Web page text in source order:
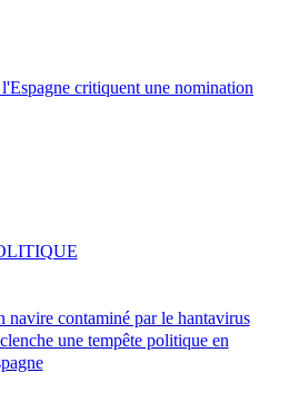
critiquent une nomination
navire contaminé par le hantavirus
une tempête politique en